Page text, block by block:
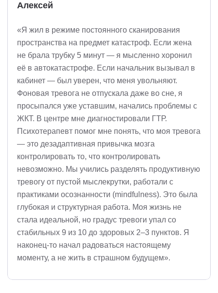
Алексей
«Я жил в режиме постоянного сканирования
пространства на предмет катастроф. Если жена
не брала трубку 5 минут — я мысленно хоронил
её в автокатастрофе. Если начальник вызывал в
кабинет — был уверен, что меня увольняют.
Фоновая тревога не отпускала даже во сне, я
просыпался уже уставшим, начались проблемы с
ЖКТ. В центре мне диагностировали ГТР.
Психотерапевт помог мне понять, что моя тревога
— это дезадаптивная привычка мозга
контролировать то, что контролировать
невозможно. Мы учились разделять продуктивную
тревогу от пустой мыслекрутки, работали с
практиками осознанности (mindfulness). Это была
глубокая и структурная работа. Моя жизнь не
стала идеальной, но градус тревоги упал со
стабильных 9 из 10 до здоровых 2–3 пунктов. Я
наконец-то начал радоваться настоящему
моменту, а не жить в страшном будущем».